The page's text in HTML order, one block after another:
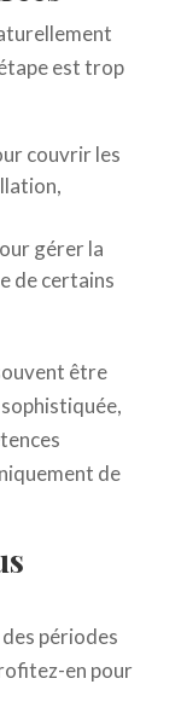
est trop
couvrir les
gérer la
de certains
être
de
périodes
en pour